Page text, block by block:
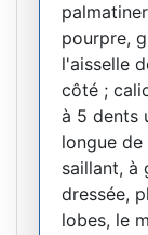
pourpre,
l'aisselle
côté ;
à 5 dents
longue
saillant, à
dressée,
lobes, le